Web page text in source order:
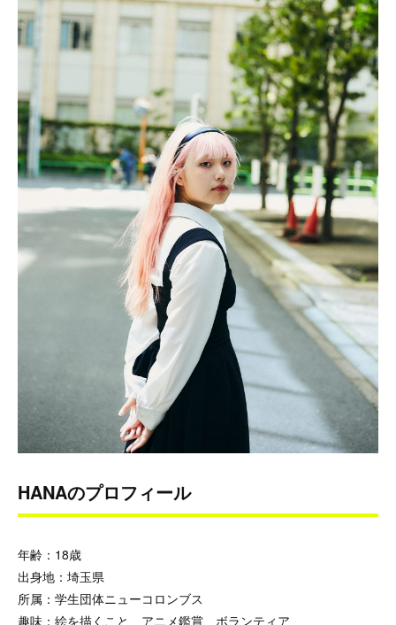
HANAのプロフィール
年齢：18歳
出身地：埼玉県
所属：学生団体ニューコロンブス
趣味：絵を描くこと、アニメ鑑賞、ボランティア